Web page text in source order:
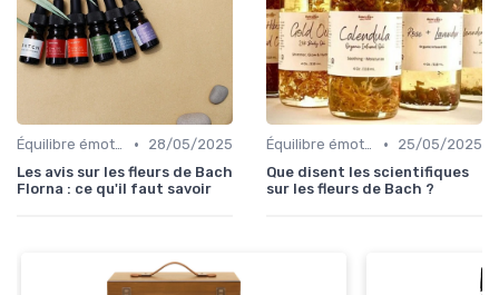
Équilibre émotionnel •
28/05/2025
Les avis sur les fleurs de Bach
Florna : ce qu'il faut savoir
Équilibre émotionnel •
25/05/2025
Que disent les scientifiques
sur les fleurs de Bach ?